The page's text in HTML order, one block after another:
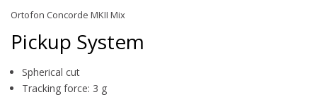
Ortofon Concorde MKII Mix
Pickup System
Spherical cut
Tracking force: 3 g